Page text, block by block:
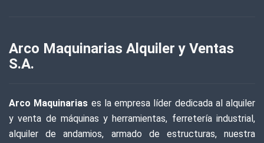
Arco Maquinarias Alquiler y Ventas
S.A.
Arco Maquinarias es la empresa líder dedicada al alquiler
y venta de máquinas y herramientas, ferretería industrial,
alquiler de andamios, armado de estructuras, nuestra